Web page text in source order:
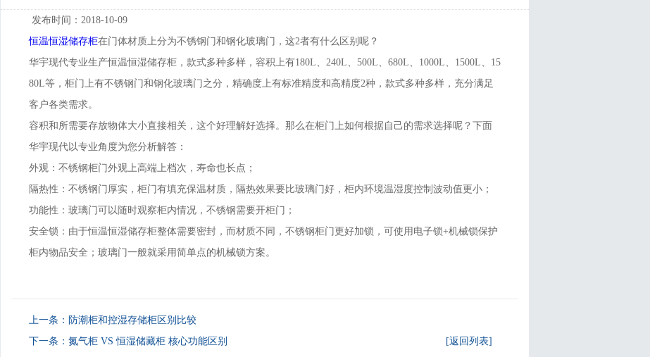
发布时间：2018-10-09
恒温恒湿储存柜在门体材质上分为不锈钢门和钢化玻璃门，这2者有什么区别呢？
华宇现代专业生产恒温恒湿储存柜，款式多种多样，容积上有180L、240L、500L、680L、1000L、1500L、15
80L等，柜门上有不锈钢门和钢化玻璃门之分，精确度上有标准精度和高精度2种，款式多种多样，充分满足
客户各类需求。
容积和所需要存放物体大小直接相关，这个好理解好选择。那么在柜门上如何根据自己的需求选择呢？下面
华宇现代以专业角度为您分析解答：
外观：不锈钢柜门外观上高端上档次，寿命也长点；
隔热性：不锈钢门厚实，柜门有填充保温材质，隔热效果要比玻璃门好，柜内环境温湿度控制波动值更小；
功能性：玻璃门可以随时观察柜内情况，不锈钢需要开柜门；
安全锁：由于恒温恒湿储存柜整体需要密封，而材质不同，不锈钢柜门更好加锁，可使用电子锁+机械锁保护
柜内物品安全；玻璃门一般就采用简单点的机械锁方案。
上一条： 防潮柜和控湿存储柜区别比较
下一条： 氮气柜 VS 恒湿储藏柜 核心功能区别 [返回列表]